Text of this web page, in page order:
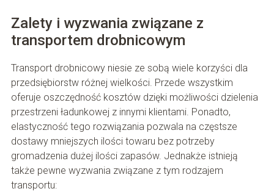
Zalety i wyzwania związane z
transportem drobnicowym
Transport drobnicowy niesie ze sobą wiele korzyści dla
przedsiębiorstw różnej wielkości. Przede wszystkim
oferuje oszczędność kosztów dzięki możliwości dzielenia
przestrzeni ładunkowej z innymi klientami. Ponadto,
elastyczność tego rozwiązania pozwala na częstsze
dostawy mniejszych ilości towaru bez potrzeby
gromadzenia dużej ilości zapasów. Jednakże istnieją
także pewne wyzwania związane z tym rodzajem
transportu: